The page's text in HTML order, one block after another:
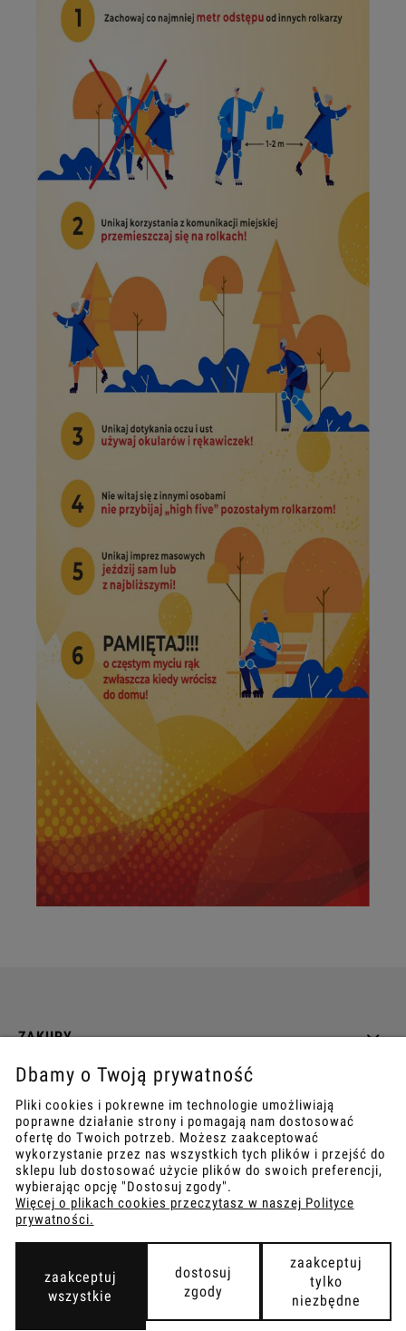
ZAKUPY
INFO
REGULAMINY
COPYRIGHT © 2021
TEMPISH.WYKONANIE:BOMBARDIER.PRO
pokaż pełną wersję strony
Dbamy o Twoją prywatność
Pliki cookies i pokrewne im technologie umożliwiają
poprawne działanie strony i pomagają nam dostosować
ofertę do Twoich potrzeb. Możesz zaakceptować
wykorzystanie przez nas wszystkich tych plików i przejść do
sklepu lub dostosować użycie plików do swoich preferencji,
wybierając opcję "Dostosuj zgody".
Więcej o plikach cookies przeczytasz w naszej Polityce
prywatności.
zaakceptuj
tylko
niezbędne
dostosuj
zgody
zaakceptuj
wszystkie